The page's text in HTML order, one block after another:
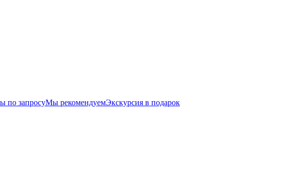
по запросуМы рекомендуемЭкскурсия в подарок